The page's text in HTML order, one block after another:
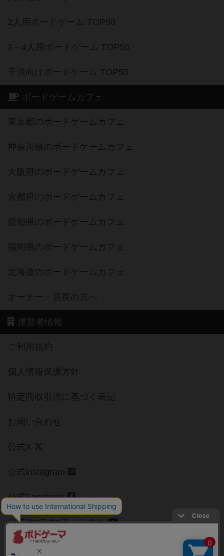
2人用ボードゲーム TOP50
3～4人用ボードゲーム TOP50
子供向けボードゲーム TOP50
ボードゲームカフェ
東京都のボードゲームカフェ
神奈川県のボードゲームカフェ
大阪府のボードゲームカフェ
京都府のボードゲームカフェ
愛知県のボードゲームカフェ
福岡県のボードゲームカフェ
北海道のボードゲームカフェ
オーナー・店長の方へ
運営者情報
ご利用規約
個人情報保護方針
特定商取引法に基づく表記
お問い合わせ
公式X
公式instagram
公式Facebook
公式YouTubeチャンネル